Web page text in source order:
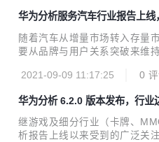
持静态和动态渲染两种模式，
开发者可以点击查看以下
验功能特性。 开发实战 1. 开
材，MP3格式最佳。其他音频
华为分析服务汽车行业报告上
随着汽车从增量市场转入存量
要从品牌与用户关系突破来维
辆服务、购车销售分析和社区
验，打造品牌优势。 构建全域
营。 1、 数据概览看板，实时
增、活跃、付费用户数都是最
2021-09-09 11:17:25 0
华为分析 6.2.0 版本发布，行业
继游戏及细分行业（卡牌、
析报告上线以来受到的广泛关